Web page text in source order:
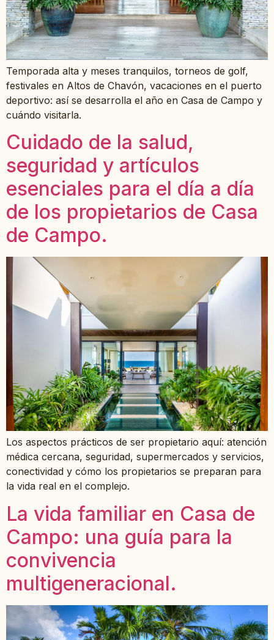
Temporada alta y meses tranquilos, torneos de golf,
festivales en Altos de Chavón, vacaciones en el puerto
deportivo: así se desarrolla el año en Casa de Campo y
cuándo visitarla.
Cuidado de la salud,
seguridad y artículos
esenciales para el día a día
de los propietarios de Casa
de Campo.
Los aspectos prácticos de ser propietario aquí: atención
médica cercana, seguridad, supermercados y servicios,
conectividad y cómo los propietarios se preparan para
la vida real en el complejo.
La vida familiar en Casa de
Campo: una guía para la
convivencia
multigeneracional.